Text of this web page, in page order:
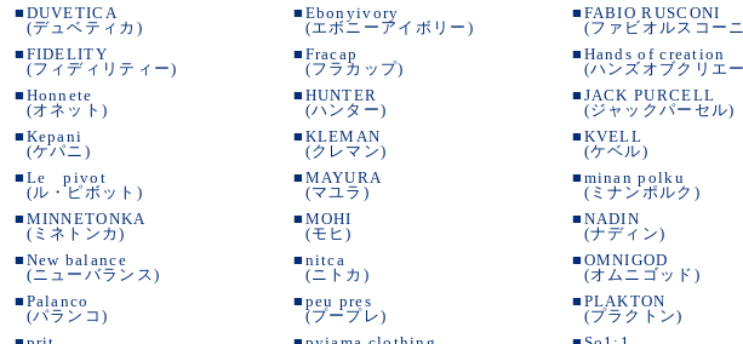
■ DUVETICA
(デュベティカ)
■ Ebonyivory
(エボニーアイボリー)
■ FABIO RUSCONI
(ファビオルスコー
■ FIDELITY
(フィディリティー)
■ Fracap
(フラカップ)
■ Hands of creation
(ハンズオブクリエ
■ Honnete
(オネット)
■ HUNTER
(ハンター)
■ JACK PURCELL
(ジャックパーセル)
■ Kepani
(ケパニ)
■ KLEMAN
(クレマン)
■ KVELL
(ケベル)
■ Le pivot
(ル・ピボット)
■ MAYURA
(マユラ)
■ minan polku
(ミナンポルク)
■ MINNETONKA
(ミネトンカ)
■ MOHI
(モヒ)
■ NADIN
(ナディン)
■ New balance
(ニューバランス)
■ nitca
(ニトカ)
■ OMNIGOD
(オムニゴッド)
■ Palanco
(パランコ)
■ peu pres
(プープレ)
■ PLAKTON
(プラクトン)